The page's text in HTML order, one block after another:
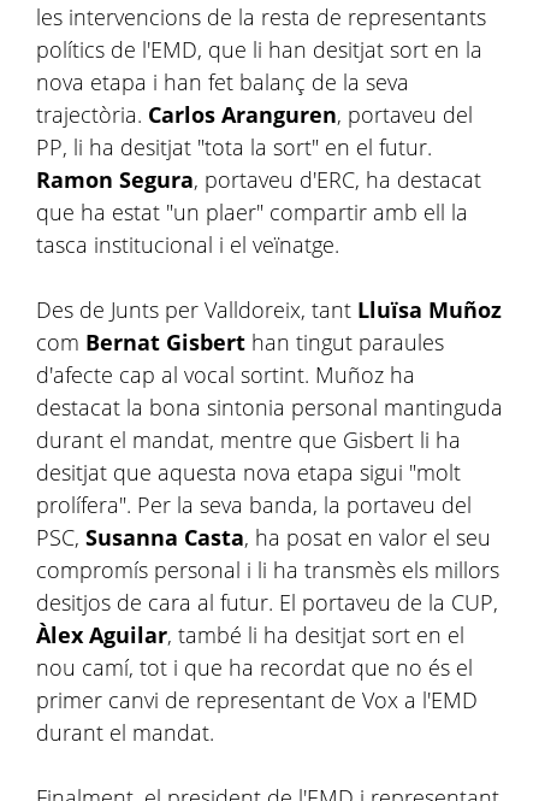
les intervencions de la resta de representants
polítics de l'EMD, que li han desitjat sort en la
nova etapa i han fet balanç de la seva
trajectòria. Carlos Aranguren, portaveu del
PP, li ha desitjat "tota la sort" en el futur.
Ramon Segura, portaveu d'ERC, ha destacat
que ha estat "un plaer" compartir amb ell la
tasca institucional i el veïnatge.
Des de Junts per Valldoreix, tant Lluïsa Muñoz
com Bernat Gisbert han tingut paraules
d'afecte cap al vocal sortint. Muñoz ha
destacat la bona sintonia personal mantinguda
durant el mandat, mentre que Gisbert li ha
desitjat que aquesta nova etapa sigui "molt
prolífera". Per la seva banda, la portaveu del
PSC, Susanna Casta, ha posat en valor el seu
compromís personal i li ha transmès els millors
desitjos de cara al futur. El portaveu de la CUP,
Àlex Aguilar, també li ha desitjat sort en el
nou camí, tot i que ha recordat que no és el
primer canvi de representant de Vox a l'EMD
durant el mandat.